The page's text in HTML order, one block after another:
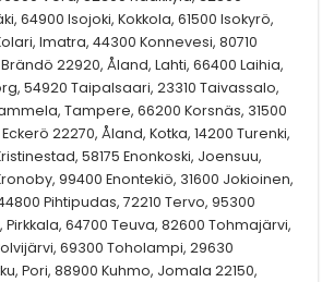
64900 Isojoki, Kokkola, 61500 Isokyrö,
Imatra, 44300 Konnevesi, 80710
22920, Åland, Lahti, 66400 Laihia,
54920 Taipalsaari, 23310 Taivassalo,
Tampere, 66200 Korsnäs, 31500
Eckerö 22270, Åland, Kotka, 14200 Turenki,
58175 Enonkoski, Joensuu,
99400 Enontekiö, 31600 Jokioinen,
Pihtipudas, 72210 Tervo, 95300
Pirkkala, 64700 Teuva, 82600 Tohmajärvi,
69300 Toholampi, 29630
Pori, 88900 Kuhmo, Jomala 22150,